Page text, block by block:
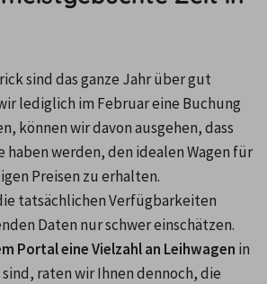
sind das ganze Jahr über gut
lediglich im Februar eine Buchung
können wir davon ausgehen, dass
haben werden, den idealen Wagen für
Preisen zu erhalten.
tatsächlichen Verfügbarkeiten
Daten nur schwer einschätzen.
Portal eine Vielzahl an Leihwagen in
raten wir Ihnen dennoch, die